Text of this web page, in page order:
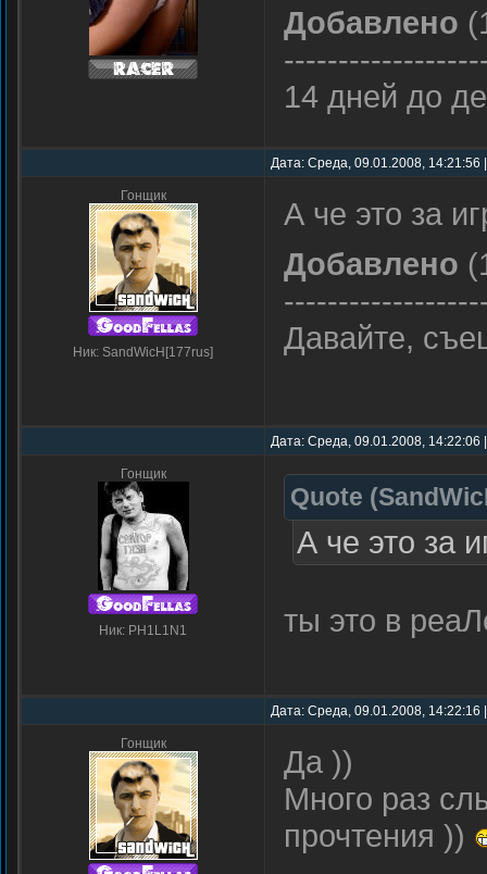
Добавлено
14 дней до
Дата: Среда, 09.01.2008,
Гонщик
Ник: SandWicH[177rus]
А че это за
Добавлено
Давайте,
Дата: Среда, 09.01.2008,
Гонщик
Ник: PH1L1N1
Quote (
А че это за
ты это в
Дата: Среда, 09.01.2008,
Гонщик
Да ))
Много раз
прочтения ))